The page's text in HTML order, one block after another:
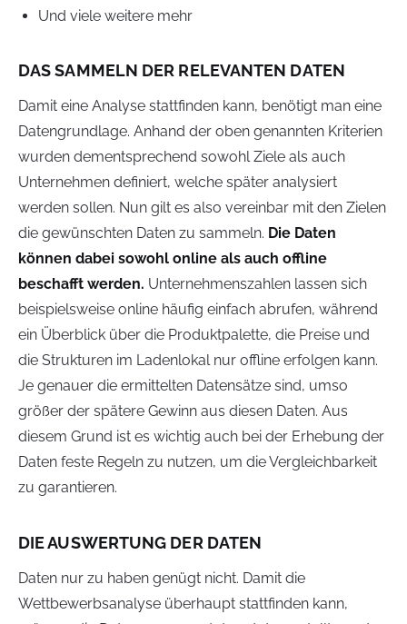
Und viele weitere mehr
DAS SAMMELN DER RELEVANTEN DATEN
Damit eine Analyse stattfinden kann, benötigt man eine
Datengrundlage. Anhand der oben genannten Kriterien
wurden dementsprechend sowohl Ziele als auch
Unternehmen definiert, welche später analysiert
werden sollen. Nun gilt es also vereinbar mit den Zielen
die gewünschten Daten zu sammeln. Die Daten
können dabei sowohl online als auch offline
beschafft werden. Unternehmenszahlen lassen sich
beispielsweise online häufig einfach abrufen, während
ein Überblick über die Produktpalette, die Preise und
die Strukturen im Ladenlokal nur offline erfolgen kann.
Je genauer die ermittelten Datensätze sind, umso
größer der spätere Gewinn aus diesen Daten. Aus
diesem Grund ist es wichtig auch bei der Erhebung der
Daten feste Regeln zu nutzen, um die Vergleichbarkeit
zu garantieren.
DIE AUSWERTUNG DER DATEN
Daten nur zu haben genügt nicht. Damit die
Wettbewerbsanalyse überhaupt stattfinden kann,